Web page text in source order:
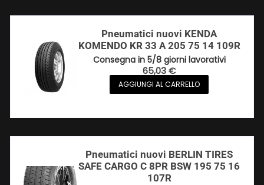
Pneumatici nuovi KENDA
KOMENDO KR 33 A 205 75 14 109R
Consegna in 5/8 giorni lavorativi
65,03€
AGGIUNGI AL CARRELLO
Pneumatici nuovi BERLIN TIRES
SAFE CARGO C 8PR BSW 195 75 16
107R